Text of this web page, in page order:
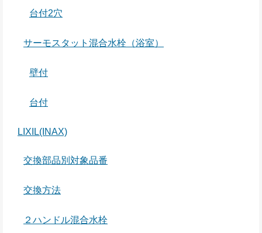
台付2穴
サーモスタット混合水栓（浴室）
壁付
台付
LIXIL(INAX)
交換部品別対象品番
交換方法
２ハンドル混合水栓